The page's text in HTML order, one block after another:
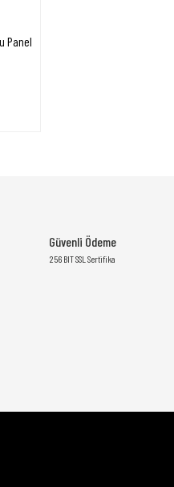
Panel
Güvenli Ödeme
256 BIT SSL Sertifika